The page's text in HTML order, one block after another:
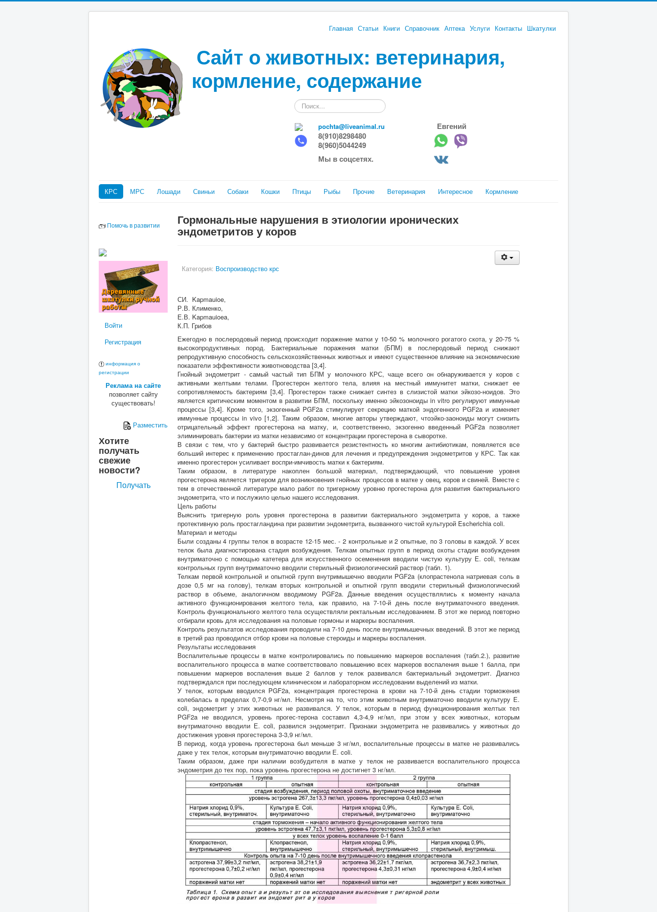
Главная Статьи Книги Справочник Аптека Услуги Контакты Шкатулки
Сайт о животных: ветеринария,
кормление, содержание
Искать...
pochta@liveanimal.ru
Евгений
8(910)8298480
8(960)5044249
Мы в соцсетях.
КРС МРС Лошади Свиньи Собаки Кошки Птицы Рыбы Прочие Ветеринария Интересное Кормление
Помочь в развитии
Войти
Регистрация
информация о
регистрации
Реклама на сайте
позволяет сайту
существовать!
Разместить
Хотите
получать
свежие
новости?
Получать
Гормональные нарушения в этиологии иронических
эндометритов у коров
Категория: Воспроизводство крс
СИ. Kapmauioe,
Р.В. Клименко,
Е.В. Kapmauioea,
К.П. Грибов
Ежегодно в послеродовый период происходит поражение матки у 10-50 % молочного рогатого скота, у 20-75 %
высокопродуктивных пород. Бактериальные поражения матки (БПМ) в послеродовый период снижают
репродуктивную способность сельскохозяйственных животных и имеют существенное влияние на экономические
показатели эффективности животноводства [3,4].
Гнойный эндометрит - самый частый тип БПМ у молочного КРС, чаще всего он обнаруживается у коров с
активными желтыми телами. Прогестерон желтого тела, влияя на местный иммунитет матки, снижает ее
сопротивляемость бактериям [3,4]. Прогестерон также снижает синтез в слизистой матки эйкозо-ноидов. Это
является критическим моментом в развитии БПМ, поскольку именно эйкозоноиды in vitro регулируют иммунные
процессы [3,4]. Кроме того, экзогенный PGF2a стимулирует секрецию маткой эндогенного PGF2a и изменяет
иммунные процессы in vivo [1,2]. Таким образом, многие авторы утверждают, чтоэйко-заоноиды могут снизить
отрицательный эффект прогестерона на матку, и, соответственно, экзогенно введенный PGF2a позволяет
элиминировать бактерии из матки независимо от концентрации прогестерона в сыворотке.
В связи с тем, что у бактерий быстро развивается резистентность ко многим антибиотикам, появляется все
больший интерес к применению простаглан-динов для лечения и предупреждения эндометритов у КРС. Так как
именно прогестерон усиливает воспри-имчивость матки к бактериям.
Таким образом, в литературе накоплен большой материал, подтверждающий, что повышение уровня
прогестерона является тригером для возникновения гнойных процессов в матке у овец, коров и свиней. Вместе с
тем в отечественной литературе мало работ по тригерному уровню прогестерона для развития бактериального
эндометрита, что и послужило целью нашего исследования.
Цель работы
Выяснить тригерную роль уровня прогестерона в развитии бактериального эндометрита у коров, а также
протективную роль простагландина при развитии эндометрита, вызванного чистой культурой Escherichia coli.
Материал и методы
Были созданы 4 группы телок в возрасте 12-15 мес. - 2 контрольные и 2 опытные, по 3 головы в каждой. У всех
телок была диагностирована стадия возбуждения. Телкам опытных групп в период охоты стадии возбуждения
внутриматочно с помощью катетера для искусственного осеменения вводили чистую культуру Е. coli, телкам
контрольных групп внутриматочно вводили стерильный физиологический раствор (табл. 1).
Телкам первой контрольной и опытной групп внутримышечно вводили PGF2a (клопрастенола натриевая соль в
дозе 0,5 мг на голову), телкам вторых контрольной и опытной групп вводили стерильный физиологический
раствор в объеме, аналогичном вводимому PGF2a. Данные введения осуществлялись к моменту начала
активного функционирования желтого тела, как правило, на 7-10-й день после внутриматочного введения.
Контроль функционального желтого тела осуществляли ректальным исследованием. В этот же период повторно
отбирали кровь для исследования на половые гормоны и маркеры воспаления.
Контроль результатов исследования проводили на 7-10 день после внутримышечных введений. В этот же период
в третий раз проводился отбор крови на половые стероиды и маркеры воспаления.
Результаты исследования
Воспалительные процессы в матке контролировались по повышению маркеров воспаления (табл.2.), развитие
воспалительного процесса в матке соответствовало повышению всех маркеров воспаления выше 1 балла, при
повышении маркеров воспаления выше 2 баллов у телок развивался бактериальный эндометрит. Диагноз
подтверждался при последующем клиническом и лабораторном исследовании выделений из матки.
У телок, которым вводился PGF2a, концентрация прогестерона в крови на 7-10-й день стадии торможения
колебалась в пределах 0,7-0,9 нг/мл. Несмотря на то, что этим животным внутриматочно вводили культуру Е.
coli, эндометрит у этих животных не развивался. У телок, которым в период функционирования желтых тел
PGF2a не вводился, уровень прогес-терона составил 4,3-4,9 нг/мл, при этом у всех животных, которым
внутриматочно вводили Е. coli, развился эндометрит. Признаки эндометрита не развивались у животных до
достижения уровня прогестерона 3-3,9 нг/мл.
В период, когда уровень прогестерона был меньше 3 нг/мл, воспалительные процессы в матке не развивались
даже у тех телок, которым внутриматочно вводили Е. coli.
Таким образом, даже при наличии возбудителя в матке у телок не развивается воспалительного процесса
эндометрия до тех пор, пока уровень прогестерона не достигнет 3 нг/мл.